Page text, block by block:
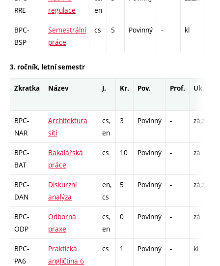
RRE
regulace
en
BPC-
BSP
Semestrální
práce
cs 5 Povinný - kl
3. ročník, letní semestr
Zkratka Název J. Kr. Pov. Prof. Uk.
BPC-
NAR
Architektura
sítí
cs,
en
3 Povinný - zá,zk
BPC-
BAT
Bakalářská
práce
cs 10 Povinný - zá
BPC-
DAN
Diskurzní
analýza
en,
cs
5 Povinný - zá,zk
BPC-
ODP
Odborná
praxe
cs,
en
0 Povinný - zá
BPC-
PA6
Praktická
angličtina 6
cs 1 Povinný - kl